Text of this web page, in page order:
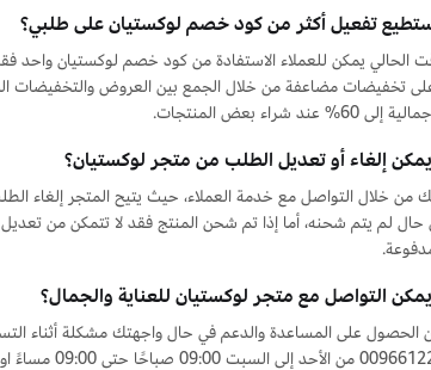
تفعيل أكثر من كود خصم لوكستيان على طلبي؟
الحالي يمكن للعملاء الاستفادة من كود خصم لوكستيان واحد
تخفيضات مضاعفة من خلال الجمع بين العروض والتخفيضات
عند شراء بعض المنتجات.
إلغاء أو تعديل الطلب من متجر لوكستيان؟
من خلال التواصل مع خدمة العملاء، حيث يتيح المتجر إلغاء
لم يتم شحنه، أما إذا تم شحن المنتج فقد لا تتمكن من تعديل
التواصل مع متجر لوكستيان للعناية والجمال؟
الحصول على المساعدة والدعم في حال واجهتك مشكلة أثناء